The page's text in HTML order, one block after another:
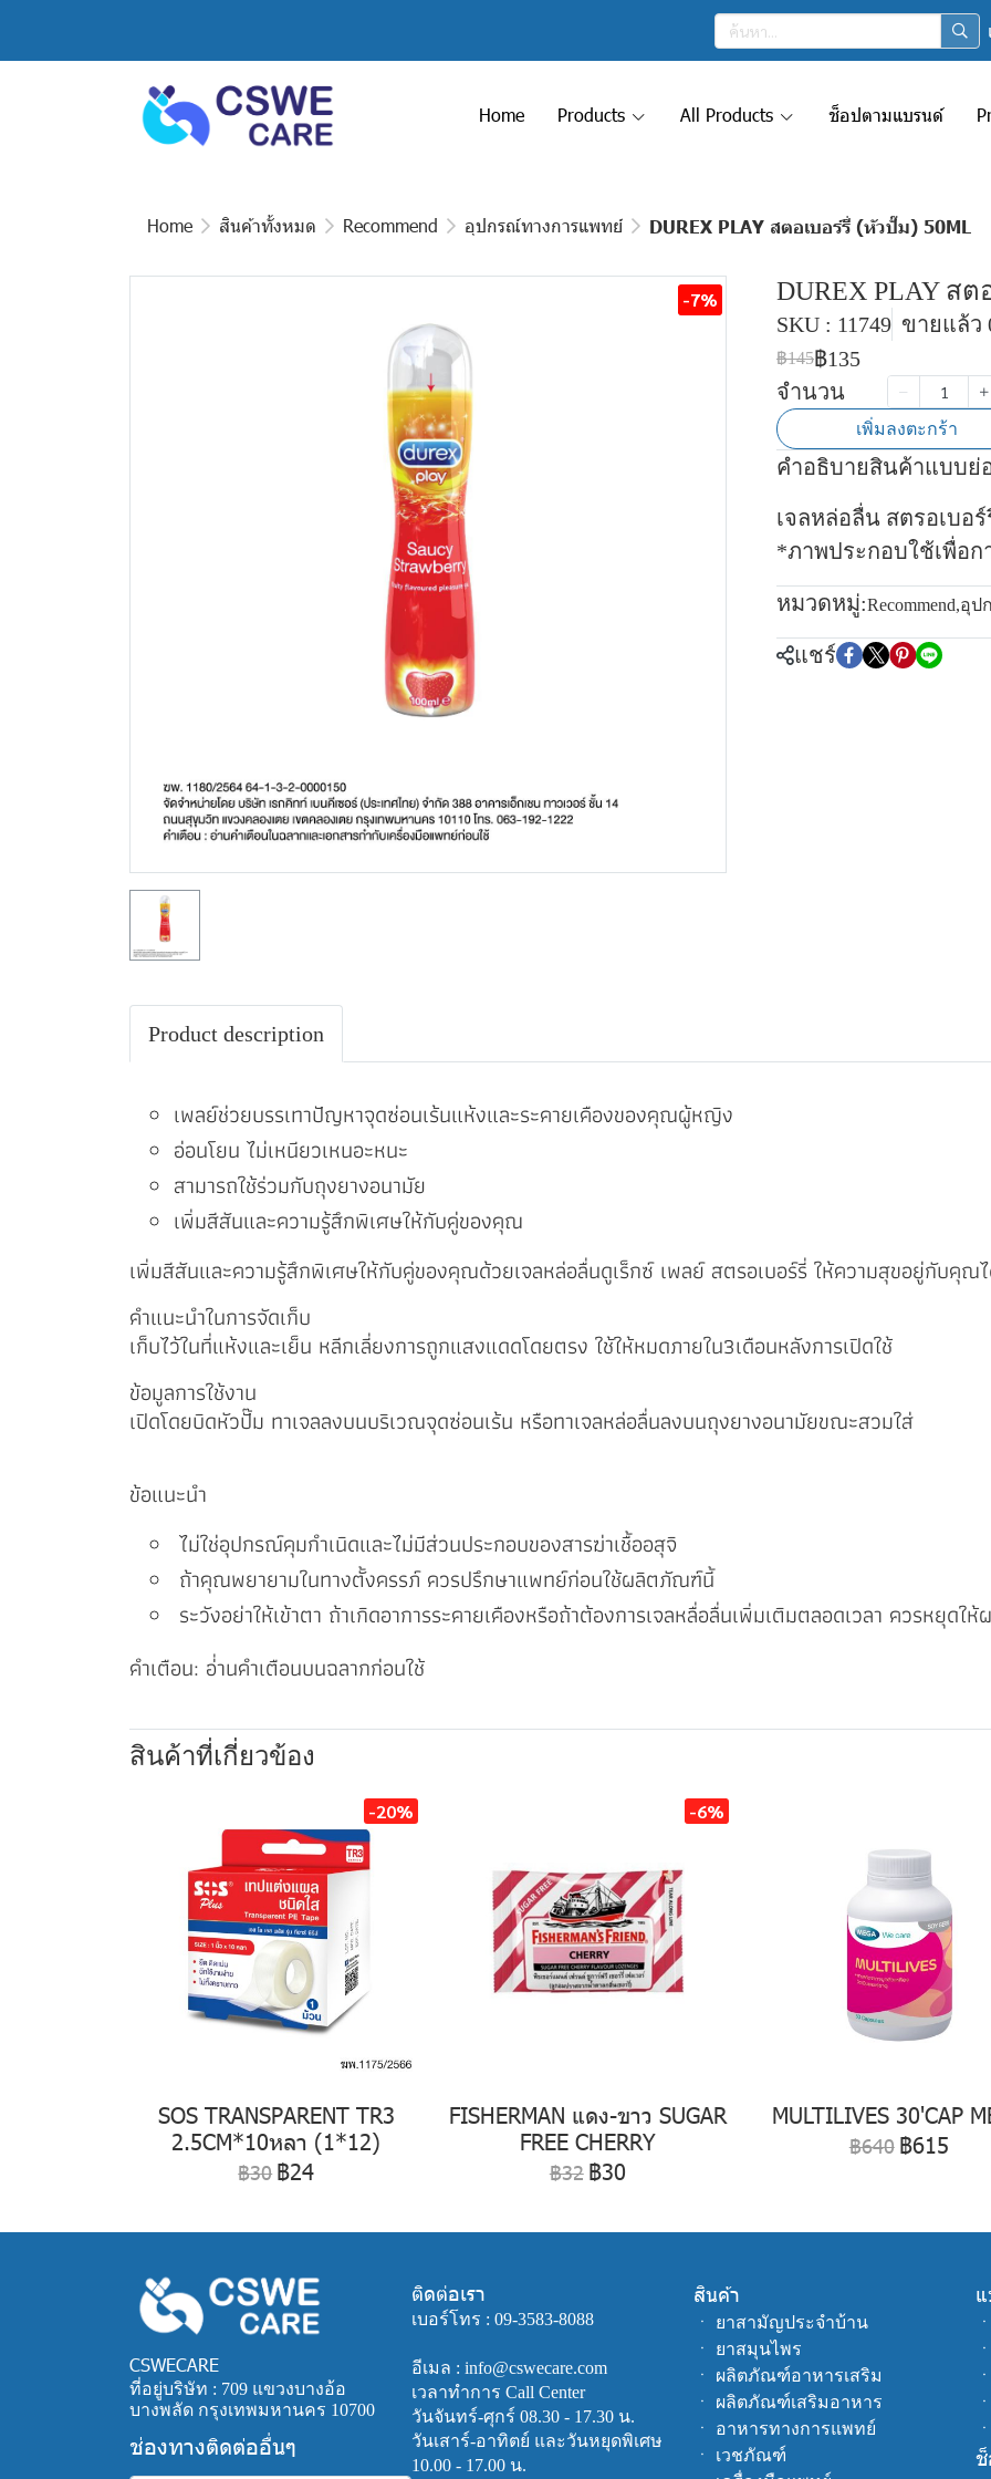
Home Products All Products ช็อปตามแบรนด์
Home สินค้าทั้งหมด Recommend อุปกรณ์ทางการแพทย์ DUREX PLAY สตอเบอร์รี่ (หัวปั๊ม) 50ML
-7% DUREX PLAY ส
SKU : 11749 ขายแล้ว
฿145฿135
จำนวน
เพิ่มลงตะกร้า
คำอธิบายสินค้าแบบย่
เจลหล่อลื่น สตรอเบอ
*ภาพประกอบใช้เพื่อ
หมวดหมู่:Recommend,อุป
แชร์
Product description
เพลย์ช่วยบรรเทาปัญหาจุดซ่อนเร้นแห้งและระคายเคืองของคุณผู้หญิง
อ่อนโยน ไม่เหนียวเหนอะหนะ
สามารถใช้ร่วมกับถุงยางอนามัย
เพิ่มสีสันและความรู้สึกพิเศษให้กับคู่ของคุณ
เพิ่มสีสันและความรู้สึกพิเศษให้กับคู่ของคุณด้วยเจลหล่อลื่นดูเร็กซ์ เพลย์ สตรอเบอร์รี่ ให้ความสุขอยู่กับคุณ
คำแนะนำในการจัดเก็บ
เก็บไว้ในที่แห้งและเย็น หลีกเลี่ยงการถูกแสงแดดโดยตรง ใช้ให้หมดภายใน3เดือนหลังการเปิดใช้
ข้อมูลการใช้งาน
เปิดโดยบิดหัวปั๊ม ทาเจลลงบนบริเวณจุดซ่อนเร้น หรือทาเจลหล่อลื่นลงบนถุงยางอนามัยขณะสวมใส่
ข้อแนะนำ
ไม่ใช่อุปกรณ์คุมกำเนิดและไม่มีส่วนประกอบของสารฆ่าเชื้ออสุจิ
ถ้าคุณพยายามในทางตั้งครรภ์ ควรปรึกษาแพทย์ก่อนใช้ผลิตภัณฑ์นี้
ระวังอย่าให้เข้าตา ถ้าเกิดอาการระคายเคืองหรือถ้าต้องการเจลหลื่อลื่นเพิ่มเติมตลอดเวลา ควรหยุ
คำเตือน: อ่่านคำเตือนบนฉลากก่อนใช้
สินค้าที่เกี่ยวข้อง
-20%
SOS TRANSPARENT TR3
2.5CM*10หลา (1*12)
฿30 ฿24
-6%
FISHERMAN แดง-ขาว SUGAR
FREE CHERRY
฿32 ฿30
MULTILIVES 30'CAP
฿640 ฿615
CSWECARE
ที่อยู่บริษัท : 709 แขวงบางอ้อ
บางพลัด กรุงเทพมหานคร 10700
ช่องทางติดต่ออื่นๆ
ติดต่อเรา
เบอร์โทร : 09-3583-8088
อีเมล : info@cswecare.com
เวลาทำการ Call Center
วันจันทร์-ศุกร์ 08.30 - 17.30 น.
วันเสาร์-อาทิตย์ และวันหยุดพิเศษ
10.00 - 17.00 น.
สินค้า
ㆍ ยาสามัญประจำบ้าน
ㆍ ยาสมุนไพร
ㆍ ผลิตภัณฑ์อาหารเสริม
ㆍ ผลิตภัณฑ์เสริมอาหาร
ㆍ อาหารทางการแพทย์
ㆍ เวชภัณฑ์
ㆍ
ㆍ
ㆍ
ㆍ
ㆍ